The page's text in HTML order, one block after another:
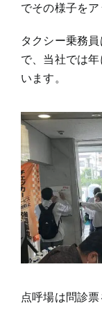
でその様子をア
タクシー乗務
で、当社では
います。
点呼場は問診